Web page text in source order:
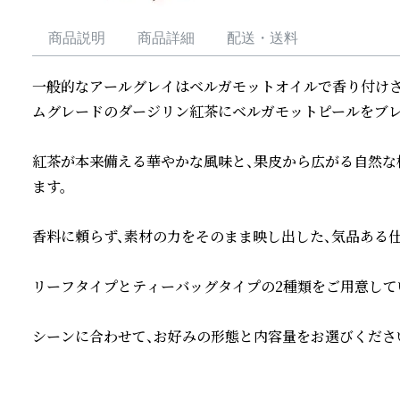
商品説明 商品詳細 配送・送料
一般的なアールグレイはベルガモットオイルで香り付け
ムグレードのダージリン紅茶にベルガモットピールをブ
紅茶が本来備える華やかな風味と、果皮から広がる自然
ます。
香料に頼らず、素材の力をそのまま映し出した、気品ある
リーフタイプとティーバッグタイプの2種類をご用意して
シーンに合わせて、お好みの形態と内容量をお選びくださ